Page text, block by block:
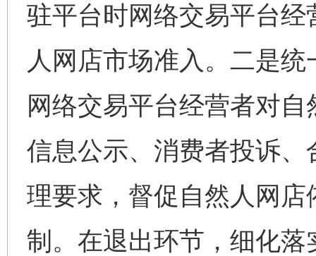
驻平台时网络交易平台
人网店市场准入。二是
网络交易平台经营者对
信息公示、消费者投诉
理要求，督促自然人网
制。在退出环节，细化